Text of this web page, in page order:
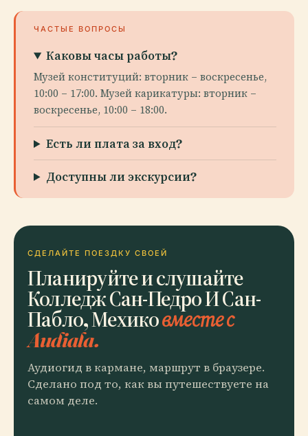
ЧАСТЫЕ ВОПРОСЫ
Каковы часы работы?
Музей конституций: вторник – воскресенье,
10:00 – 17:00. Музей карикатуры: вторник –
воскресенье, 10:00 – 18:00.
Есть ли плата за вход?
Доступны ли экскурсии?
СДЕЛАЙТЕ ПОЕЗДКУ СВОЕЙ
Планируйте и слушайте
Колледж Сан-Педро И Сан-
Пабло, Мехиковместе с
Audiala.
Аудиогид в кармане, маршрут в браузере.
Сделано под то, как вы путешествуете на
самом деле.